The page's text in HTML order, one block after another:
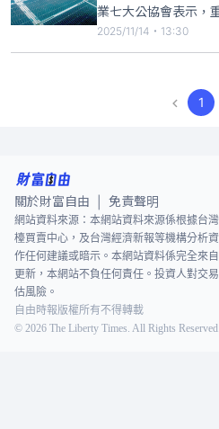
業七大公協會表示，
與充分討論的情況下
制度變動將全面波及
新增量大幅放緩，
本墊高的壓力，進而
際競爭力，也動搖外
2025/11/14・13:30
1
關於財富自由 免責聲明
網站資料來源：本網站資料來源係根據台
檯買賣中心，及台灣經濟新報等機構分析
作任何建議或暗示。本網站資料係完全來
更新，本網站不負任何責任。投資人對交
估風險。
自由時報版權所有不得轉載
© 2026 The Liberty Times. All Rights Reserved.